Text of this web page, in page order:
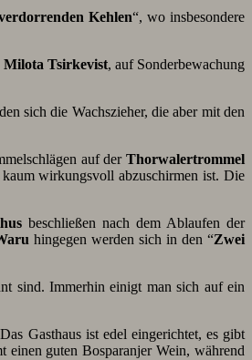
Kehlen“, wo insbesondere
Milota Tsirkevist, auf Sonderbewachung
sich die Wachszieher, die aber mit den
auf derThorwalertrommel
wirkungsvoll abzuschirmen ist. Die
beschließen nach dem Ablaufen der
hingegen werden sich in den “Zwei
sind. Immerhin einigt man sich auf ein
Gasthaus ist edel eingerichtet, es gibt
einen guten Bosparanjer Wein, während